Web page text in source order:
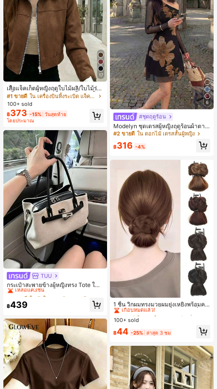
17
เสื้อแจ็คเก็ตผู้หญิงฤดูใบไม้ผลิ/ใบไม้ร่วง
สีพื้น หนังเทียม สไตล์ปกคอเสื้อ ซิปขึ้น
แขนยาว สไตล์ลำลอง วิทยาลัย สนามบิ
น เสื้อนอก สีน้ำตาล สไตล์สบายๆ ฤดูใบ
ไม้ร่วง
#1 ขายดี
ใน เครื่องบินทิ้งระเบิด แจ็คเก็ตผู้หญิง
100+ sold
฿373 -15% วันสุดท้าย
โดยประมาณ
TUU
กระเป๋าสะพายข้างผู้หญิงทรง Tote ใบเ
ล็ก สไตล์วินเทจ ผิวด้าน คอลเลกชันให
ม่ฤดูร้อน 2026 สำหรับเดินทางไปทำงา
น แมตช์ง่าย
#1 ขายดี
เหลือแค่3ชิ้น
#1 ขายดี
เหลือแค่3ชิ้น
#1 ขายดี
เหลือแค่3ชิ้น
#1 ขายดี
เหลือแค่3ชิ้น
฿439
6
#ชุดฤดูร้อน
Modelyn ชุดเดรสผู้หญิงฤดูร้อนผ้าตาข่
ายพิมพ์ลาย คอไม่สมมาตร จับจีบ หรูหร
#2 ขายดี ใน ดอกไม้ เดรสสั้นผู้หญิง
฿316 -4%
1 ชิ้น วิกผมทรงมวยผมยุ่งเหยิงพร้อมคลิ
ปหนีบผม, คลิปหนีบผมสังเคราะห์ที่ได้รั
บการอัปเกรดแฟชั่น, วิกผมเส้นใยทนคว
ช้งานง่ายโดยไม่ต้องใช้เครื่องมือ, เหมา
สมบูรณ์แบบสำหรับผู้หญิง คลิปหนีบผม
คลิปหนีบผมสบายๆ แฟชั่นผม คลิปหนีบ
ผมหรูหรา ฤดูร้อน ชายหาด วันหยุด
#3 ขายดี
ใน เส้นใยสังเคราะห์ เครื่องประดับผมผู้หญิง
เกือบหมดแล้ว!
#3 ขายดี
เกือบหมดแล้ว!
#3 ขายดี
เกือบหมดแล้ว!
#3 ขายดี
ใน เส้นใยสังเคราะห์ เครื่องประดับผมผู้หญิง
เกือบหมดแล้ว!
100+ sold
฿44 -25% ล่าสุด 3 ชม